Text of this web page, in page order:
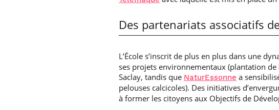
Des partenariats associatifs
L’École s’inscrit de plus en plus dans une
ses projets environnementaux (plantation
Saclay, tandis que NaturEssonne a
pelouses calcicoles). Des initiatives
à former les citoyens aux Objectifs de